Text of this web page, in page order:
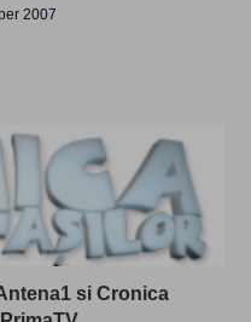
2007
si Cronica